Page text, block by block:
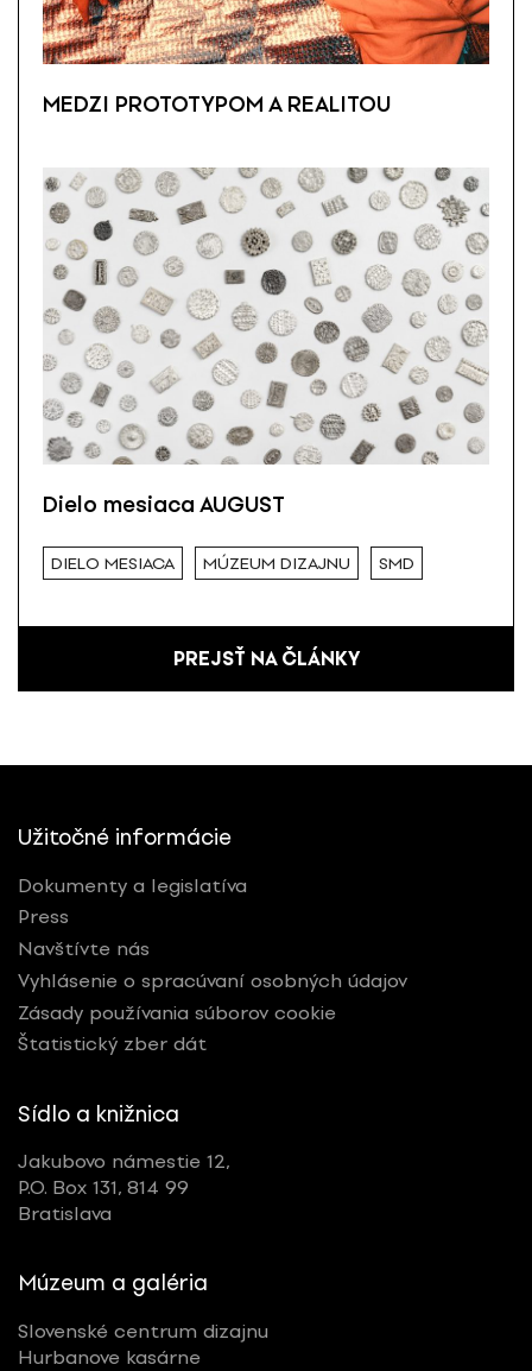
MEDZI PROTOTYPOM A REALITOU
Dielo mesiaca AUGUST
DIELO MESIACA MÚZEUM DIZAJNU SMD
PREJSŤ NA ČLÁNKY
Užitočné informácie
Dokumenty a legislatíva
Press
Navštívte nás
Vyhlásenie o spracúvaní osobných údajov
Zásady používania súborov cookie
Štatistický zber dát
Sídlo a knižnica
Jakubovo námestie 12,
P.O. Box 131, 814 99
Bratislava
Múzeum a galéria
Slovenské centrum dizajnu
Hurbanove kasárne